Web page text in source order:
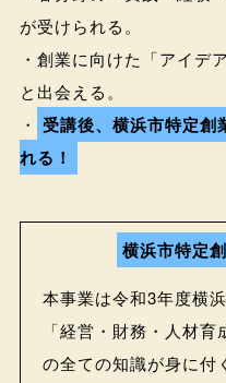
が受けられる。
・創業に向けた「アイデ
と出会える。
・
受講後、横浜市特定創
れる！
横浜市特定
本事業は令和3年度横
「経営・財務・人材
の全ての知識が身に付